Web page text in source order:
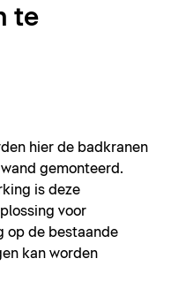
te
hier de badkranen
gemonteerd.
is deze
voor
op de bestaande
kan worden